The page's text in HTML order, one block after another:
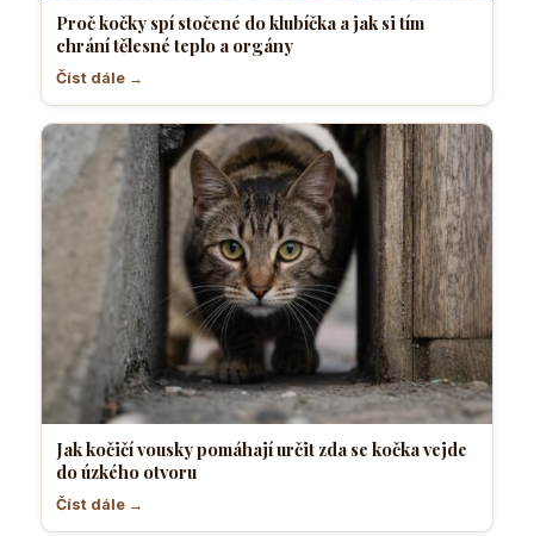
Proč kočky spí stočené do klubíčka a jak si tím
chrání tělesné teplo a orgány
Číst dále →
Jak kočičí vousky pomáhají určit zda se kočka vejde
do úzkého otvoru
Číst dále →